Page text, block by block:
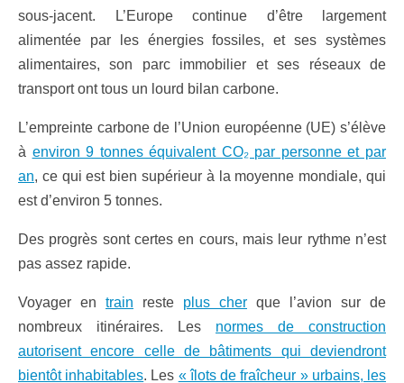
sous-jacent. L’Europe continue d’être largement
alimentée par les énergies fossiles, et ses systèmes
alimentaires, son parc immobilier et ses réseaux de
transport ont tous un lourd bilan carbone.
L’empreinte carbone de l’Union européenne (UE) s’élève
à environ 9 tonnes équivalent CO₂ par personne et par
an, ce qui est bien supérieur à la moyenne mondiale, qui
est d’environ 5 tonnes.
Des progrès sont certes en cours, mais leur rythme n’est
pas assez rapide.
Voyager en train reste plus cher que l’avion sur de
nombreux itinéraires. Les normes de construction
autorisent encore celle de bâtiments qui deviendront
bientôt inhabitables. Les « îlots de fraîcheur » urbains, les